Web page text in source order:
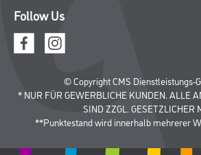
Follow Us
© Copyright CMS Dienstleistungs-
* NUR FÜR GEWERBLICHE KUNDEN. ALLE
SIND ZZGL. GESETZLICHER
**Punktestand wird innerhalb mehrerer